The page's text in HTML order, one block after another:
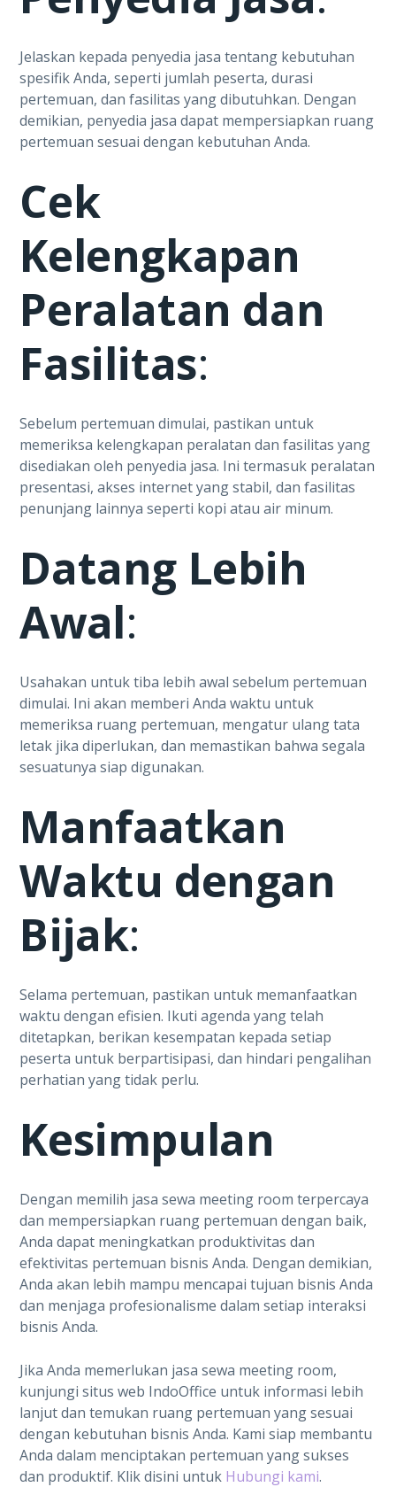
Jelaskan kepada penyedia jasa tentang kebutuhan
spesifik Anda, seperti jumlah peserta, durasi
pertemuan, dan fasilitas yang dibutuhkan. Dengan
demikian, penyedia jasa dapat mempersiapkan ruang
pertemuan sesuai dengan kebutuhan Anda.
Cek
Kelengkapan
Peralatan dan
Fasilitas:
Sebelum pertemuan dimulai, pastikan untuk
memeriksa kelengkapan peralatan dan fasilitas yang
disediakan oleh penyedia jasa. Ini termasuk peralatan
presentasi, akses internet yang stabil, dan fasilitas
penunjang lainnya seperti kopi atau air minum.
Datang Lebih
Awal:
Usahakan untuk tiba lebih awal sebelum pertemuan
dimulai. Ini akan memberi Anda waktu untuk
memeriksa ruang pertemuan, mengatur ulang tata
letak jika diperlukan, dan memastikan bahwa segala
sesuatunya siap digunakan.
Manfaatkan
Waktu dengan
Bijak:
Selama pertemuan, pastikan untuk memanfaatkan
waktu dengan efisien. Ikuti agenda yang telah
ditetapkan, berikan kesempatan kepada setiap
peserta untuk berpartisipasi, dan hindari pengalihan
perhatian yang tidak perlu.
Kesimpulan
Dengan memilih jasa sewa meeting room terpercaya
dan mempersiapkan ruang pertemuan dengan baik,
Anda dapat meningkatkan produktivitas dan
efektivitas pertemuan bisnis Anda. Dengan demikian,
Anda akan lebih mampu mencapai tujuan bisnis Anda
dan menjaga profesionalisme dalam setiap interaksi
bisnis Anda.
Jika Anda memerlukan jasa sewa meeting room,
kunjungi situs web IndoOffice untuk informasi lebih
lanjut dan temukan ruang pertemuan yang sesuai
dengan kebutuhan bisnis Anda. Kami siap membantu
Anda dalam menciptakan pertemuan yang sukses
dan produktif. Klik disini untuk Hubungi kami.